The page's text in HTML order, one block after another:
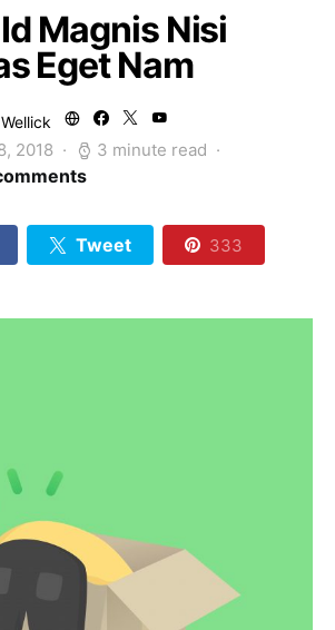
Magnis Nisi
Eget Nam
2018 3 minute read
Tweet 333